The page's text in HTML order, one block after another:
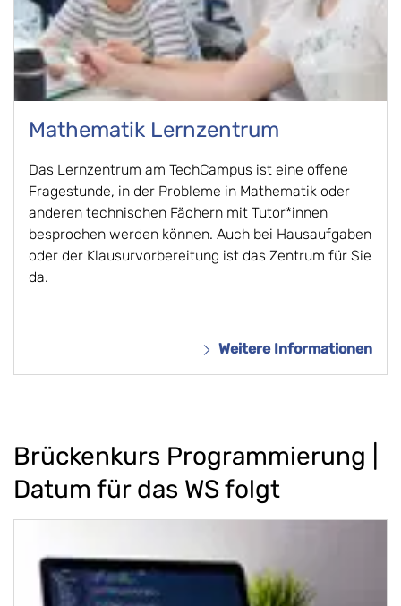
Mathematik Lernzentrum
Das Lernzentrum am TechCampus ist eine offene
Fragestunde, in der Probleme in Mathematik oder
anderen technischen Fächern mit Tutor*innen
besprochen werden können. Auch bei Hausaufgaben
oder der Klausurvorbereitung ist das Zentrum für Sie
da.
Weitere Informationen
Brückenkurs Programmierung |
Datum für das WS folgt